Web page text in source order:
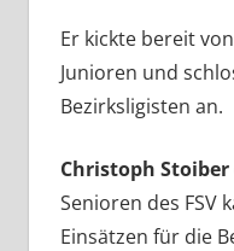
Er kickte bereit
Junioren und
Bezirksligisten an.
Christoph Stoiber
Senioren des FSV
Einsätzen für die